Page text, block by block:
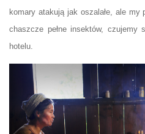
komary atakują jak oszalałe, ale my
chaszcze pełne insektów, czujemy
hotelu.